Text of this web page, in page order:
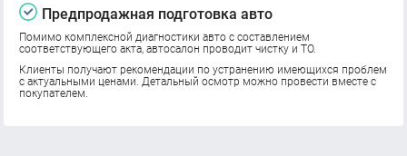
Предпродажная подготовка авто
Помимо комплексной диагностики авто с составлением
соответствующего акта, автосалон проводит чистку и ТО.
Клиенты получают рекомендации по устранению имеющихся проблем
с актуальными ценами. Детальный осмотр можно провести вместе с
покупателем.